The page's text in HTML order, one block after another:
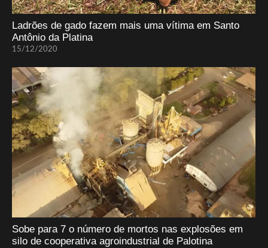
Ladrões de gado fazem mais uma vítima em Santo
Antônio da Platina
15/12/2020
Sobe para 7 o número de mortos nas explosões em
silo de cooperativa agroindustrial de Palotina